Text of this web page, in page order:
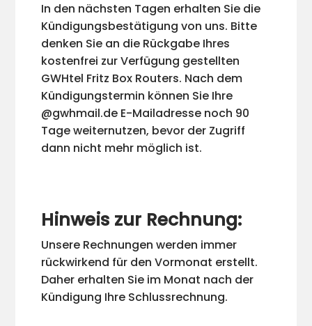
In den nächsten Tagen erhalten Sie die
Kündigungsbestätigung von uns. Bitte
denken Sie an die Rückgabe Ihres
kostenfrei zur Verfügung gestellten
GWHtel Fritz Box Routers. Nach dem
Kündigungstermin können Sie Ihre
@gwhmail.de E-Mailadresse noch 90
Tage weiternutzen, bevor der Zugriff
dann nicht mehr möglich ist.
Hinweis zur Rechnung:
Unsere Rechnungen werden immer
rückwirkend für den Vormonat erstellt.
Daher erhalten Sie im Monat nach der
Kündigung Ihre Schlussrechnung.